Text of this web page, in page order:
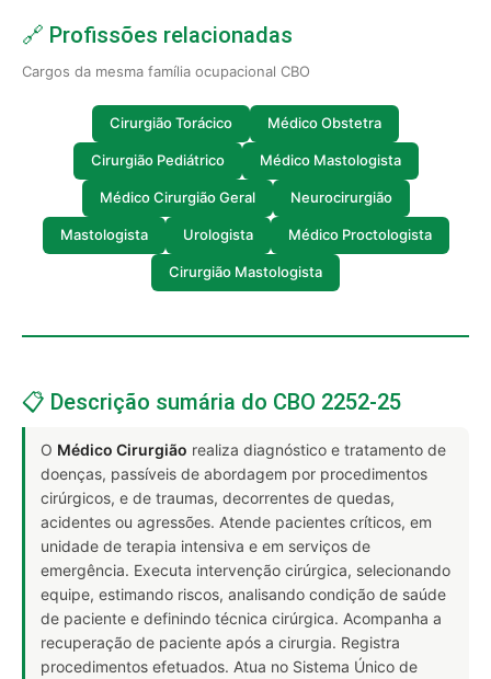
🔗 Profissões relacionadas
Cargos da mesma família ocupacional CBO
Cirurgião Torácico Médico Obstetra
Cirurgião Pediátrico Médico Mastologista
Médico Cirurgião Geral Neurocirurgião
Mastologista Urologista Médico Proctologista
Cirurgião Mastologista
📋 Descrição sumária do CBO 2252-25
O Médico Cirurgião realiza diagnóstico e tratamento de
doenças, passíveis de abordagem por procedimentos
cirúrgicos, e de traumas, decorrentes de quedas,
acidentes ou agressões. Atende pacientes críticos, em
unidade de terapia intensiva e em serviços de
emergência. Executa intervenção cirúrgica, selecionando
equipe, estimando riscos, analisando condição de saúde
de paciente e definindo técnica cirúrgica. Acompanha a
recuperação de paciente após a cirurgia. Registra
procedimentos efetuados. Atua no Sistema Único de